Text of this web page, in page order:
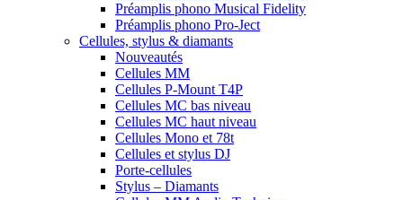
Préamplis phono Musical Fidelity
Préamplis phono Pro-Ject
Cellules, stylus & diamants
Nouveautés
Cellules MM
Cellules P-Mount T4P
Cellules MC bas niveau
Cellules MC haut niveau
Cellules Mono et 78t
Cellules et stylus DJ
Porte-cellules
Stylus – Diamants